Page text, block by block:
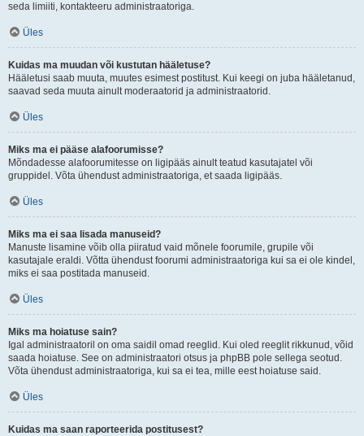
seda limiiti, kontakteeru administraatoriga.
Üles
Kuidas ma muudan või kustutan hääletuse?
Hääletusi saab muuta, muutes esimest postitust. Kui keegi on juba hääletanud,
saavad seda muuta ainult moderaatorid ja administraatorid.
Üles
Miks ma ei pääse alafoorumisse?
Mõndadesse alafoorumitesse on ligipääs ainult teatud kasutajatel või
gruppidel. Võta ühendust administraatoriga, et saada ligipääs.
Üles
Miks ma ei saa lisada manuseid?
Manuste lisamine võib olla piiratud vaid mõnele foorumile, grupile või
kasutajale eraldi. Võtta ühendust foorumi administraatoriga kui sa ei ole kindel,
miks ei saa postitada manuseid.
Üles
Miks ma hoiatuse sain?
Igal administraatoril on oma saidil omad reeglid. Kui oled reeglit rikkunud, võid
saada hoiatuse. See on administraatori otsus ja phpBB pole sellega seotud.
Võta ühendust administraatoriga, kui sa ei tea, mille eest hoiatuse said.
Üles
Kuidas ma saan raporteerida postitusest?